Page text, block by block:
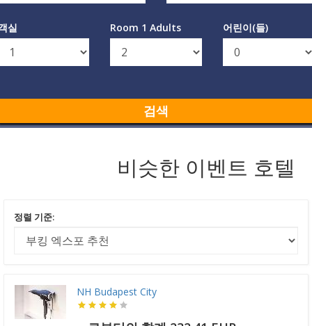
실 Room 1 Adults 어린이(들)
검색
비슷한 이벤트 호텔
정렬 기준:
NH Budapest City